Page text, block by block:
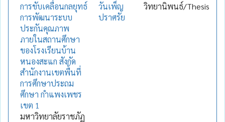
การขับเคลื่อนกลยุทธ์
การพัฒนาระบบ
ประกันคุณภาพ
ภายในสถานศึกษา
ของโรงเรียนบ้าน
หนองสะแก สังกัด
สำนักงานเขตพื้นที่
การศึกษาประถม
ศึกษา กำแพงเพชร
เขต 1
มหาวิทยาลัยราชภัฏ
วันเพ็ญ
ปราศรัย
วิทยานิพนธ์/Thesis